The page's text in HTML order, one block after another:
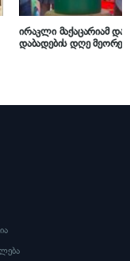
ირაკლი მაქაცარიამ და
დაბადების დღე